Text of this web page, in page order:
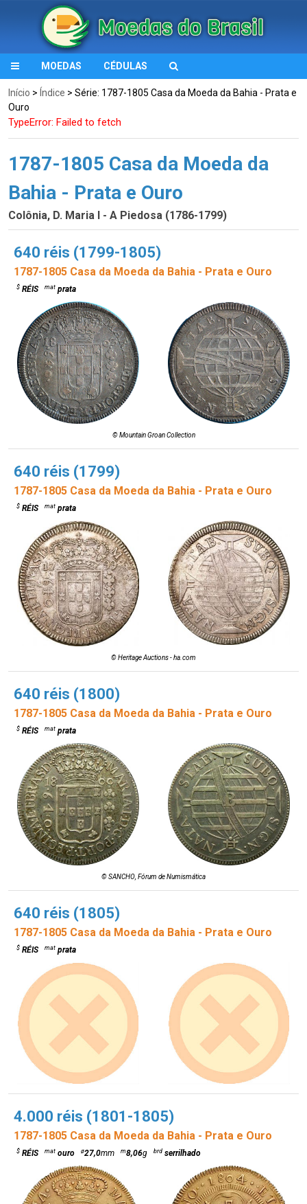
MOEDAS CÉDULAS
Início > Índice > Série: 1787-1805 Casa da Moeda da Bahia - Prata e
Ouro
TypeError: Failed to fetch
1787-1805 Casa da Moeda da
Bahia - Prata e Ouro
Colônia, D. Maria I - A Piedosa (1786-1799)
640 réis (1799-1805)
1787-1805 Casa da Moeda da Bahia - Prata e Ouro
$ RÉIS mat prata
© Mountain Groan Collection
640 réis (1799)
1787-1805 Casa da Moeda da Bahia - Prata e Ouro
$ RÉIS mat prata
© Heritage Auctions - ha.com
640 réis (1800)
1787-1805 Casa da Moeda da Bahia - Prata e Ouro
$ RÉIS mat prata
© SANCHO, Fórum de Numismática
640 réis (1805)
1787-1805 Casa da Moeda da Bahia - Prata e Ouro
$ RÉIS mat prata
4.000 réis (1801-1805)
1787-1805 Casa da Moeda da Bahia - Prata e Ouro
$ RÉIS mat ouro ø27,0mm m8,06g brd serrilhado